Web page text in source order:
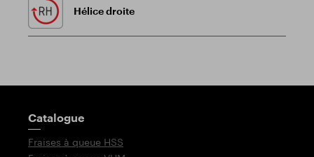
Hélice droite
Poteau indicateur
Catalogue
Fraises à queue HSS